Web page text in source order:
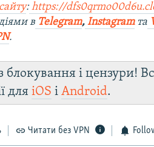
: https://
в Telegram, Instagramта
.
блокування і цензури!
дляiOS іAndroid.
Читати без VPN